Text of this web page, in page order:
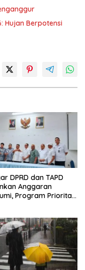
Hujan Berpotensi
DPRD dan TAPD
Anggaran
Program Prioritas